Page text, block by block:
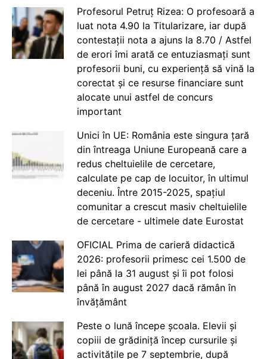
Profesorul Petruț Rizea: O profesoară a
luat nota 4.90 la Titularizare, iar după
contestații nota a ajuns la 8.70 / Astfel
de erori îmi arată ce entuziasmați sunt
profesorii buni, cu experiență să vină la
corectat și ce resurse financiare sunt
alocate unui astfel de concurs
important
Unici în UE: România este singura țară
din întreaga Uniune Europeană care a
redus cheltuielile de cercetare,
calculate pe cap de locuitor, în ultimul
deceniu. Între 2015-2025, spațiul
comunitar a crescut masiv cheltuielile
de cercetare - ultimele date Eurostat
OFICIAL Prima de carieră didactică
2026: profesorii primesc cei 1.500 de
lei până la 31 august și îi pot folosi
până în august 2027 dacă rămân în
învățământ
Peste o lună începe școala. Elevii și
copiii de grădiniță încep cursurile și
activitățile pe 7 septembrie, după